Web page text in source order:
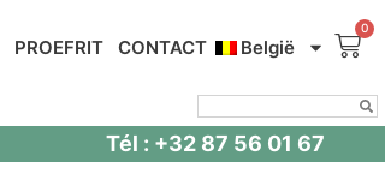
PROEFRIT CONTACT België
Tél : +32 87 56 01 67